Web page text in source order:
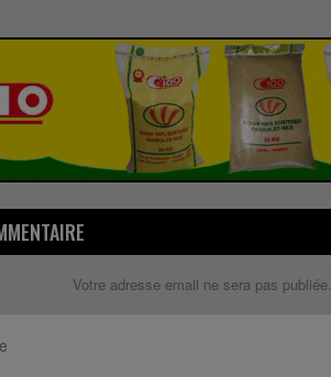
Votre adresse email ne sera pas publiée.